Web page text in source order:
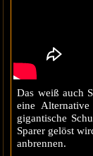
Das weiß auch
eine
gigantische
Sparer gelöst
anbrennen.